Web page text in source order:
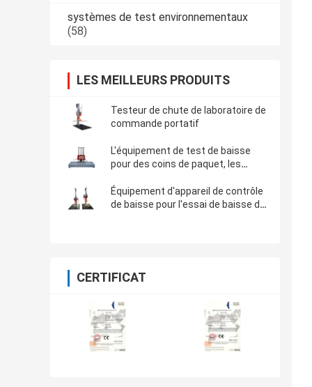
systèmes de test environnementaux
(58)
LES MEILLEURS PRODUITS
Testeur de chute de laboratoire de
commande portatif
L'équipement de test de baisse
pour des coins de paquet, les
tomber avec ISTA 1A 2A
Équipement d'appareil de contrôle
de baisse pour l'essai de baisse de
CERTIFICAT